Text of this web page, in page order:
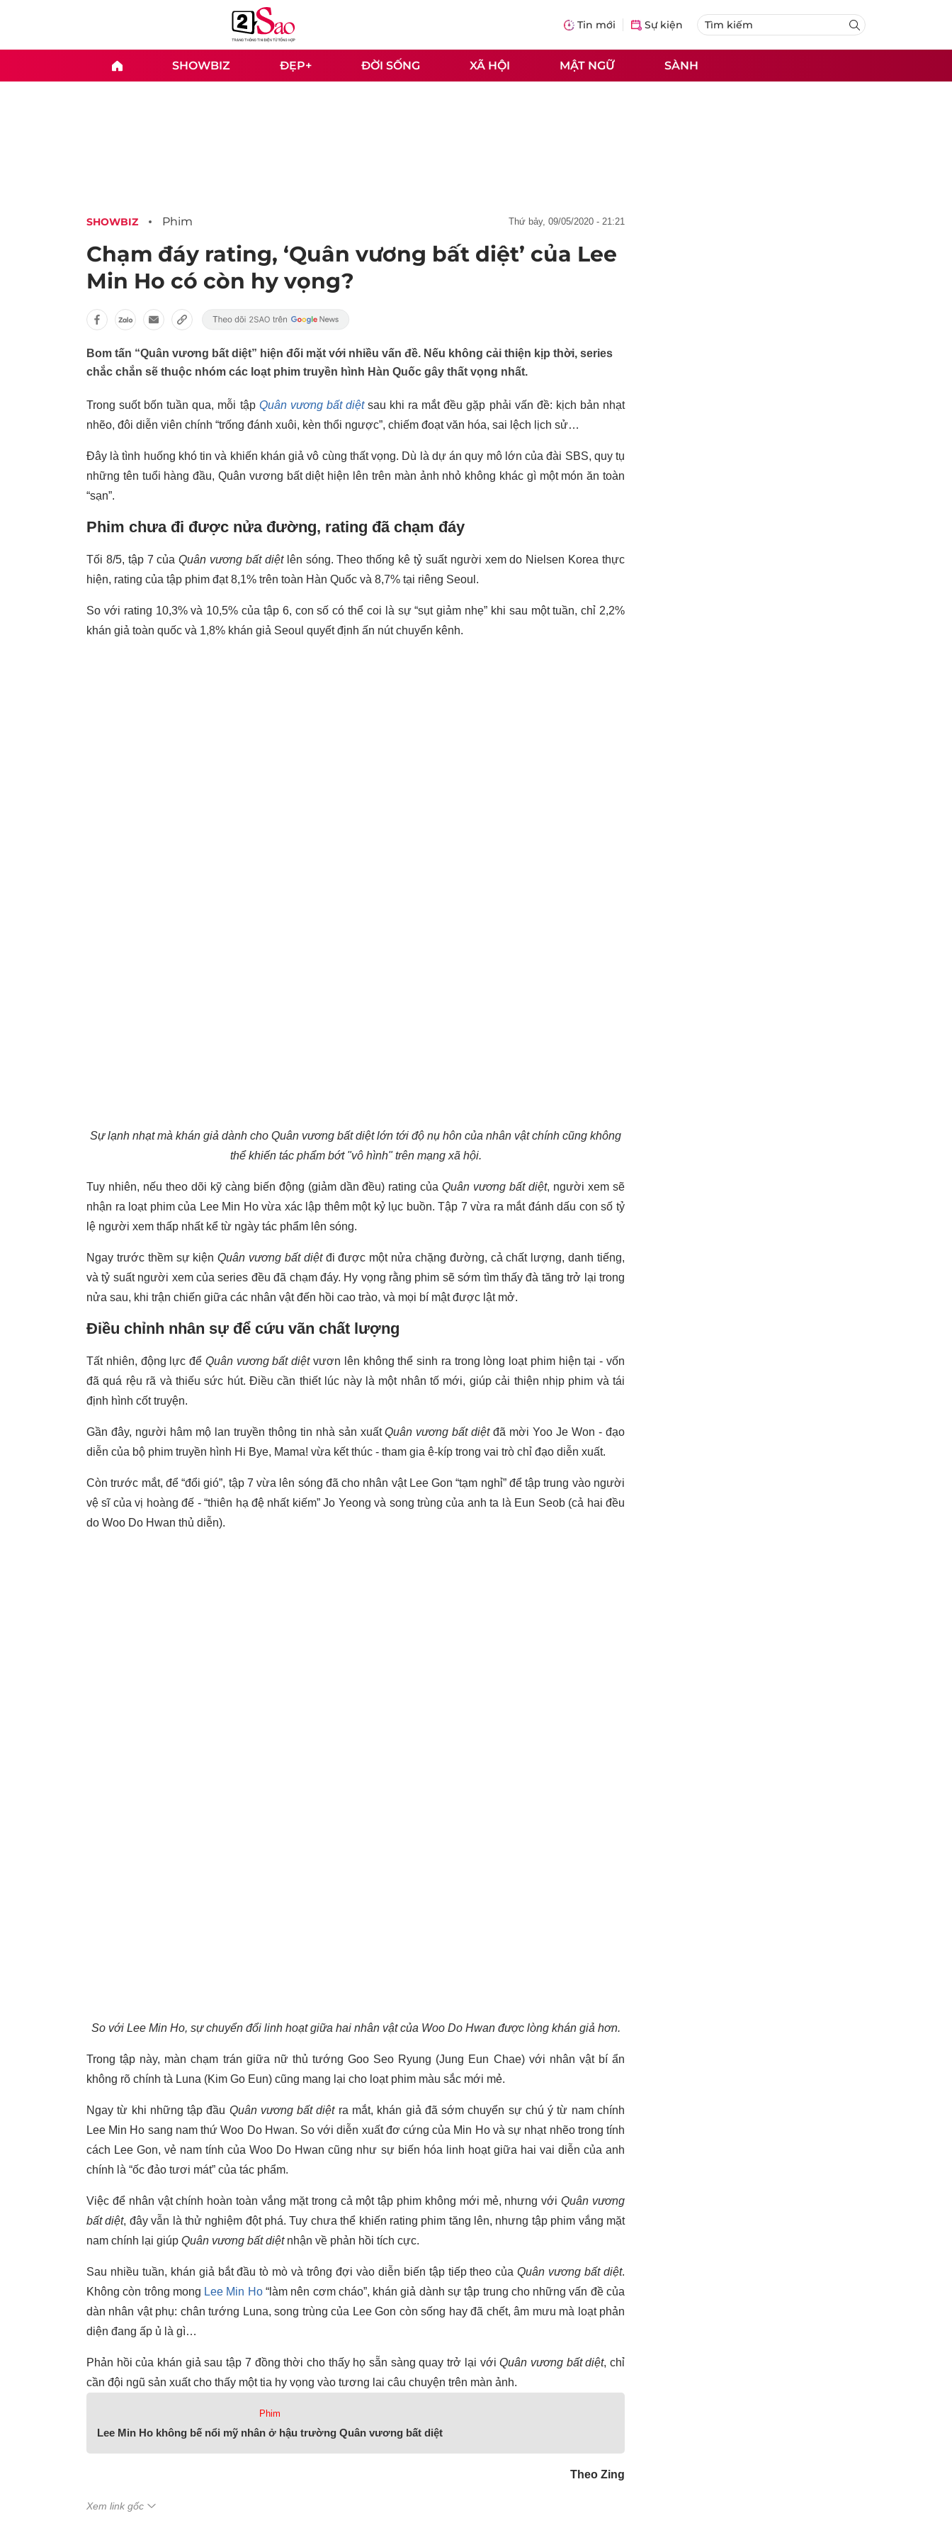
Tin mới Sự kiện
SHOWBIZ ĐẸP+ ĐỜI SỐNG XÃ HỘI MẬT NGỮ SÀNH
SHOWBIZ Phim thứ bảy, 09/05/2020 - 21:21
Chạm đáy rating, ‘Quân vương bất diệt’ của Lee
Min Ho có còn hy vọng?
Bom tấn “Quân vương bất diệt” hiện đối mặt với nhiều vấn đề. Nếu không cải thiện kịp thời, series
chắc chắn sẽ thuộc nhóm các loạt phim truyền hình Hàn Quốc gây thất vọng nhất.
Trong suốt bốn tuần qua, mỗi tập Quân vương bất diệtsau khi ra mắt đều gặp phải vấn đề: kịch bản nhạt
nhẽo, đôi diễn viên chính “trống đánh xuôi, kèn thổi ngược”, chiếm đoạt văn hóa, sai lệch lịch sử…
Đây là tình huống khó tin và khiến khán giả vô cùng thất vọng. Dù là dự án quy mô lớn của đài SBS, quy tụ
những tên tuổi hàng đầu, Quân vương bất diệt hiện lên trên màn ảnh nhỏ không khác gì một món ăn toàn
“sạn”.
Phim chưa đi được nửa đường, rating đã chạm đáy
Tối 8/5, tập 7 của Quân vương bất diệt lên sóng. Theo thống kê tỷ suất người xem do Nielsen Korea thực
hiện, rating của tập phim đạt 8,1% trên toàn Hàn Quốc và 8,7% tại riêng Seoul.
So với rating 10,3% và 10,5% của tập 6, con số có thể coi là sự “sụt giảm nhẹ” khi sau một tuần, chỉ 2,2%
khán giả toàn quốc và 1,8% khán giả Seoul quyết định ấn nút chuyển kênh.
Sự lạnh nhạt mà khán giả dành cho Quân vương bất diệt lớn tới độ nụ hôn của nhân vật chính cũng không
thể khiến tác phẩm bớt "vô hình" trên mạng xã hội.
Tuy nhiên, nếu theo dõi kỹ càng biến động (giảm dần đều) rating của Quân vương bất diệt, người xem sẽ
nhận ra loạt phim của Lee Min Ho vừa xác lập thêm một kỷ lục buồn. Tập 7 vừa ra mắt đánh dấu con số tỷ
lệ người xem thấp nhất kể từ ngày tác phẩm lên sóng.
Ngay trước thềm sự kiệnQuân vương bất diệtđi được một nửa chặng đường, cả chất lượng, danh tiếng,
và tỷ suất người xem của series đều đã chạm đáy. Hy vọng rằng phim sẽ sớm tìm thấy đà tăng trở lại trong
nửa sau, khi trận chiến giữa các nhân vật đến hồi cao trào, và mọi bí mật được lật mở.
Điều chỉnh nhân sự để cứu vãn chất lượng
Tất nhiên, động lực để Quân vương bất diệt vươn lên không thể sinh ra trong lòng loạt phim hiện tại - vốn
đã quá rệu rã và thiếu sức hút. Điều cần thiết lúc này là một nhân tố mới, giúp cải thiện nhịp phim và tái
định hình cốt truyện.
Gần đây, người hâm mộ lan truyền thông tin nhà sản xuấtQuân vương bất diệtđã mời Yoo Je Won - đạo
diễn của bộ phim truyền hình Hi Bye, Mama! vừa kết thúc - tham gia ê-kíp trong vai trò chỉ đạo diễn xuất.
Còn trước mắt, để “đổi gió”, tập 7 vừa lên sóng đã cho nhân vật Lee Gon “tạm nghỉ” để tập trung vào người
vệ sĩ của vị hoàng đế - “thiên hạ đệ nhất kiếm” Jo Yeong và song trùng của anh ta là Eun Seob (cả hai đều
do Woo Do Hwan thủ diễn).
So với Lee Min Ho, sự chuyển đổi linh hoạt giữa hai nhân vật của Woo Do Hwan được lòng khán giả hơn.
Trong tập này, màn chạm trán giữa nữ thủ tướng Goo Seo Ryung (Jung Eun Chae) với nhân vật bí ẩn
không rõ chính tà Luna (Kim Go Eun) cũng mang lại cho loạt phim màu sắc mới mẻ.
Ngay từ khi những tập đầu Quân vương bất diệt ra mắt, khán giả đã sớm chuyển sự chú ý từ nam chính
Lee Min Ho sang nam thứ Woo Do Hwan. So với diễn xuất đơ cứng của Min Ho và sự nhạt nhẽo trong tính
cách Lee Gon, vẻ nam tính của Woo Do Hwan cũng như sự biến hóa linh hoạt giữa hai vai diễn của anh
chính là “ốc đảo tươi mát” của tác phẩm.
Việc để nhân vật chính hoàn toàn vắng mặt trong cả một tập phim không mới mẻ, nhưng vớiQuân vương
bất diệt, đây vẫn là thử nghiệm đột phá. Tuy chưa thể khiến rating phim tăng lên, nhưng tập phim vắng mặt
nam chính lại giúp Quân vương bất diệtnhận về phản hồi tích cực.
Sau nhiều tuần, khán giả bắt đầu tò mò và trông đợi vào diễn biến tập tiếp theo củaQuân vương bất diệt.
Không còn trông mong Lee Min Ho“làm nên cơm cháo”, khán giả dành sự tập trung cho những vấn đề của
dàn nhân vật phụ: chân tướng Luna, song trùng của Lee Gon còn sống hay đã chết, âm mưu mà loạt phản
diện đang ấp ủ là gì…
Phản hồi của khán giả sau tập 7 đồng thời cho thấy họ sẵn sàng quay trở lại với Quân vương bất diệt, chỉ
cần đội ngũ sản xuất cho thấy một tia hy vọng vào tương lai câu chuyện trên màn ảnh.
Phim
Lee Min Ho không bế nổi mỹ nhân ở hậu trường Quân vương bất diệt
Theo Zing
Xem link gốc